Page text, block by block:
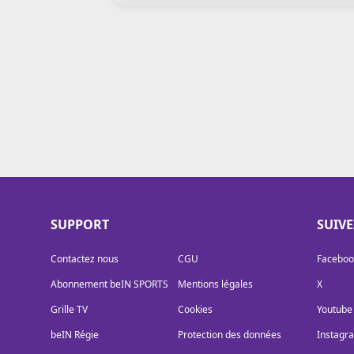
SUPPORT
Contactez nous
Abonnement beIN SPORTS
Grille TV
beIN Régie
CGU
Mentions légales
Cookies
Protection des données
X
Youtube